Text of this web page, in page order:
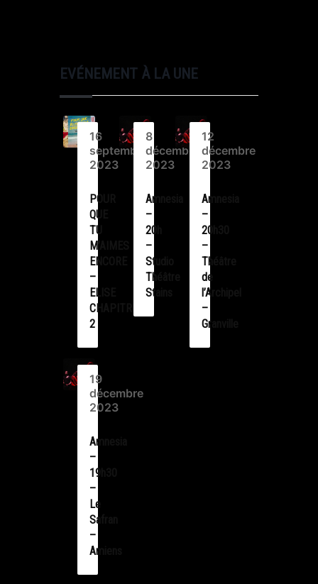
EVÉNEMENT À LA UNE
16
septembre
2023
POUR
QUE
TU
M’AIMES
ENCORE
–
ELISE
CHAPITRE
2
8
décembre
2023
Amnesia
–
20h
–
Studio
Théâtre
Stains
12
décembre
2023
Amnesia
–
20h30
–
Théâtre
de
l’Archipel
–
Granville
19
décembre
2023
Amnesia
–
19h30
–
Le
Safran
–
Amiens